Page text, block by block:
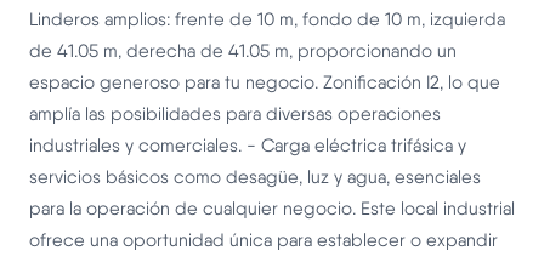
Linderos amplios: frente de 10 m, fondo de 10 m, izquierda
de 41.05 m, derecha de 41.05 m, proporcionando un
espacio generoso para tu negocio. Zonificación I2, lo que
amplía las posibilidades para diversas operaciones
industriales y comerciales. - Carga eléctrica trifásica y
servicios básicos como desagüe, luz y agua, esenciales
para la operación de cualquier negocio. Este local industrial
ofrece una oportunidad única para establecer o expandir